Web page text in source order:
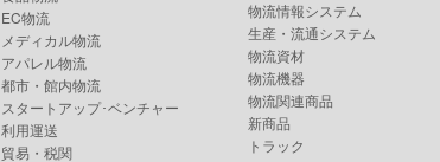
EC物流
メディカル物流
アパレル物流
都市・館内物流
スタートアップ･ベンチャー
利用運送
貿易・税関
物流情報システム
生産・流通システム
物流資材
物流機器
物流関連商品
新商品
トラック